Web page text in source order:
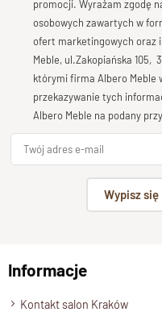
drewna palisandrowego,
naturalne usłojenie.
stanowi mocny akcent
wnętrzami w stylu
Cechy produktu:
Stabilna
Wysokość zanóżka:
Dostępne w
cm (180x200)
Twoja ocena
Twoja opinia o
Podpis
Wyślij opinię
promocji. Wyrażam zgodę
osobowych zawartych w
ofert marketingowych oraz
Meble, ul.Zakopiańska 105,
którymi firma Albero Meble
przekazywanie tych
Albero Meble na podany
Wypisz się
Informacje
Kontakt salon Kraków